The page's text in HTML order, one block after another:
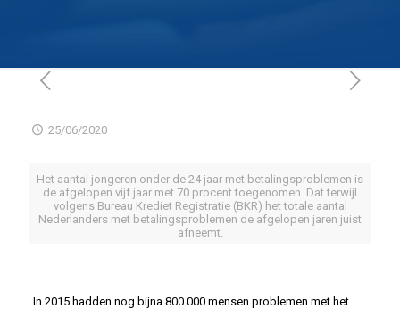
25/06/2020
Het aantal jongeren onder de 24 jaar met betalingsproblemen is
de afgelopen vijf jaar met 70 procent toegenomen. Dat terwijl
volgens Bureau Krediet Registratie (BKR) het totale aantal
Nederlanders met betalingsproblemen de afgelopen jaren juist
afneemt.
In 2015 hadden nog bijna 800.000 mensen problemen met het